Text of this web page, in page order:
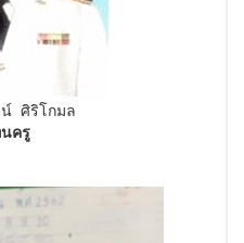
ศิริโกมล
ครู